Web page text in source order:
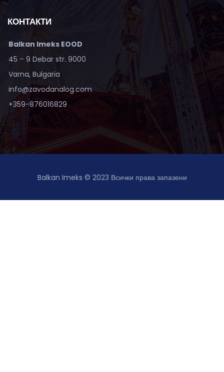
КОНТАКТИ
Balkan Imeks EOOD
45 – 9 Debar str. 9000
Varna, Bulgaria
info@zavodanalog.com
+359-876016829
Balkan Imeks © 2023 Всички права запазени